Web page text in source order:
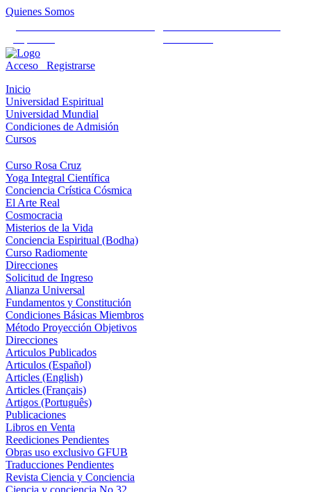
Quienes Somos
Acceso
Registrarse
Inicio
Universidad Espiritual
Universidad Mundial
Condiciones de Admisión
Cursos
Curso Rosa Cruz
Yoga Integral Científica
Conciencia Crística Cósmica
El Arte Real
Cosmocracia
Misterios de la Vida
Conciencia Espiritual (Bodha)
Curso Radiomente
Direcciones
Solicitud de Ingreso
Alianza Universal
Fundamentos y Constitución
Condiciones Básicas Miembros
Método Proyección Objetivos
Direcciones
Articulos Publicados
Articulos (Español)
Articles (English)
Articles (Français)
Artigos (Português)
Publicaciones
Libros en Venta
Reediciones Pendientes
Obras uso exclusivo GFUB
Traducciones Pendientes
Revista Ciencia y Conciencia
Ciencia y conciencia No 32